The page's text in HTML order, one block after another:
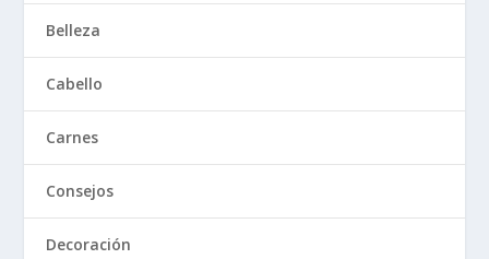
Belleza
Cabello
Carnes
Consejos
Decoración